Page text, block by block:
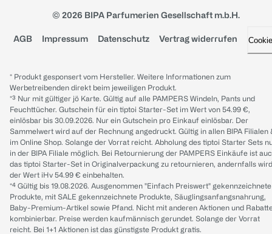
© 2026 BIPA Parfumerien Gesellschaft m.b.H.
AGB Impressum Datenschutz Vertrag widerrufen
* Produkt gesponsert vom Hersteller. Weitere Informationen zum
Werbetreibenden direkt beim jeweiligen Produkt.
*³ Nur mit gültiger jö Karte. Gültig auf alle PAMPERS Windeln, Pants und
Feuchttücher. Gutschein für ein tiptoi Starter-Set im Wert von 54.99 €,
einlösbar bis 30.09.2026. Nur ein Gutschein pro Einkauf einlösbar. Der
Sammelwert wird auf der Rechnung angedruckt. Gültig in allen BIPA Filialen
im Online Shop. Solange der Vorrat reicht. Abholung des tiptoi Starter Sets
in der BIPA Filiale möglich. Bei Retournierung der PAMPERS Einkäufe ist
das tiptoi Starter-Set in Originalverpackung zu retournieren, andernfalls wird
der Wert iHv 54.99 € einbehalten.
*⁴ Gültig bis 19.08.2026. Ausgenommen "Einfach Preiswert" gekennzeichnete
Produkte, mit SALE gekennzeichnete Produkte, Säuglingsanfangsnahrung,
Baby-Premium-Artikel sowie Pfand. Nicht mit anderen Aktionen und
kombinierbar. Preise werden kaufmännisch gerundet. Solange der Vorrat
reicht. Bei 1+1 Aktionen ist das günstigste Produkt gratis.